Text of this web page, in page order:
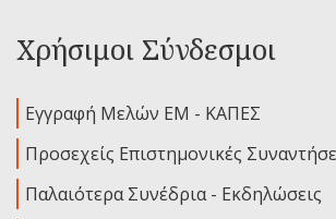
Χρήσιμοι Σύνδεσμοι
Εγγραφή Μελών ΕΜ - ΚΑΠΕΣ
Προσεχείς Επιστημονικές
Παλαιότερα Συνέδρια - Εκδηλώσεις